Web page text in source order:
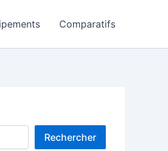
Comparatifs
Rechercher